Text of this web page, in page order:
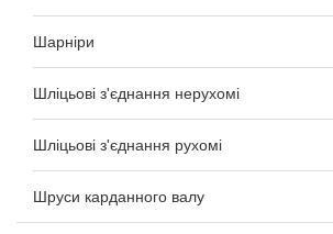
Шарніри
Шліцьові з'єднання нерухомі
Шліцьові з'єднання рухомі
Шруси карданного валу